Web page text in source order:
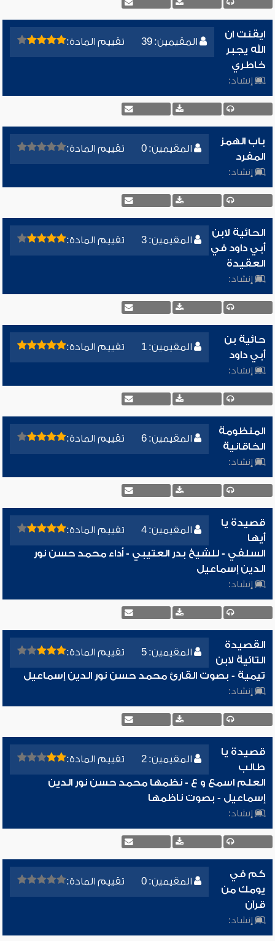
المقيمين: 39 تقييم المادة:
ايقنت ان
الله يجبر
خاطري
إنشاد:
المقيمين: 0 تقييم المادة:
باب الهمز
المفرد
إنشاد:
المقيمين: 3 تقييم المادة:
الحائية لابن
أبي داود في
العقيدة
إنشاد:
المقيمين: 1 تقييم المادة:
حائية بن
أبي داود
إنشاد:
المقيمين: 6 تقييم المادة:
المنظومة
الخاقانية
إنشاد:
المقيمين: 4 تقييم المادة:
قصيدة يا
أيها
السلفي - للشيخ بدر العتيبي - أداء محمد حسن نور
الدين إسماعيل
إنشاد:
المقيمين: 5 تقييم المادة:
القصيدة
التائية لابن
تيمية - بصوت القارئ محمد حسن نور الدين إسماعيل
إنشاد:
المقيمين: 2 تقييم المادة:
قصيدة يا
طالب
العلم اسمع و ع - نظمها محمد حسن نور الدين
إسماعيل - بصوت ناظمها
إنشاد:
المقيمين: 0 تقييم المادة:
كم في
يومك من
قرآن
إنشاد: